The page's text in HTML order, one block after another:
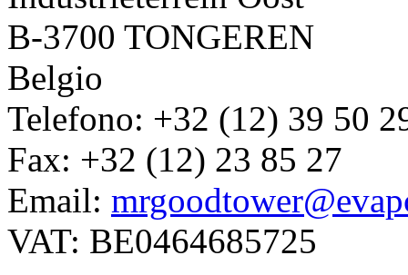
B-3700 TONGEREN
Belgio
Telefono: +32 (12) 39 50
Fax: +32 (12) 23 85 27
Email:
VAT: BE0464685725